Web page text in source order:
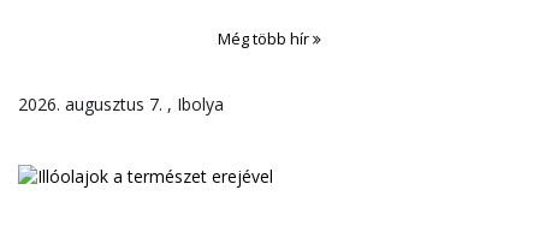
Még több hír
2026. augusztus 7. , Ibolya